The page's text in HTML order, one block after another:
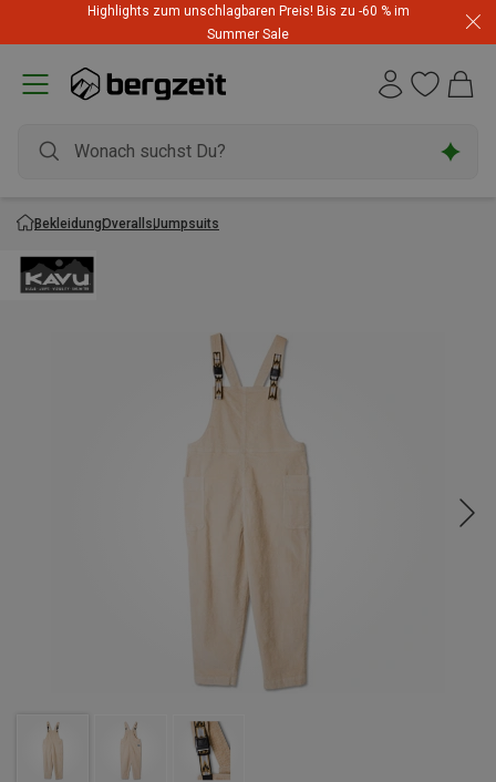
Highlights zum unschlagbaren Preis! Bis zu -60 % im
Summer Sale
BekleidungOverallsJumpsuits